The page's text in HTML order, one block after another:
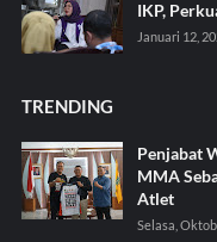
IKP,
Januari 12,
TRENDING
Penjabat
MMA
Atlet
Selasa,